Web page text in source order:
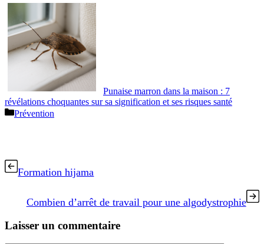
Punaise marron dans la maison : 7
révélations choquantes sur sa signification et ses risques santé
Catégories
Prévention
Formation hijama
Combien d’arrêt de travail pour une algodystrophie
Laisser un commentaire